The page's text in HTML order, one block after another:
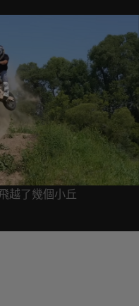
越了幾個小丘